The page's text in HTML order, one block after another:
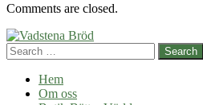
Comments are closed.
Search
Hem
Om oss